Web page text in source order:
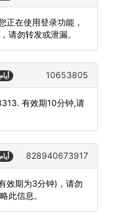
正在使用登录功能，
请勿转发或泄漏。
10653805
有效期10分钟,请
828940673917
效期为3分钟)，请勿
此信息。